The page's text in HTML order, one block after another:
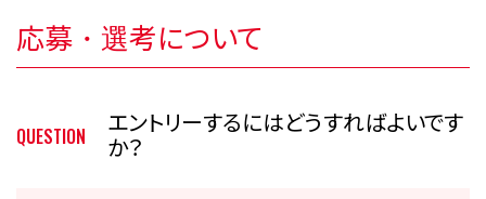
応募・選考について
QUESTION
エントリーするにはどうすればよいです
か？